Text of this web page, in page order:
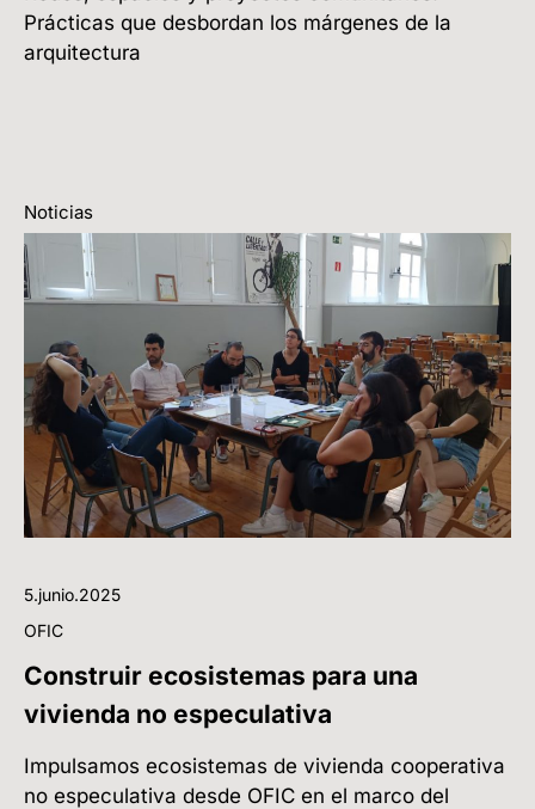
Prácticas que desbordan los márgenes de la
arquitectura
Noticias
5.junio.2025
OFIC
Construir ecosistemas para una
vivienda no especulativa
Impulsamos ecosistemas de vivienda cooperativa
no especulativa desde OFIC en el marco del